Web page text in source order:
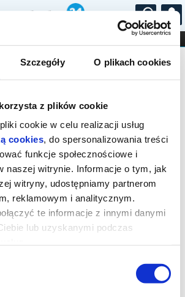
Szczegóły O plikach cookies
z plików cookie
cookie w celu realizacji usług
cookies, do spersonalizowania treści
funkcje społecznościowe i
naszej witrynie. Informacje o tym, jak
witryny, udostępniamy partnerom
reklamowym i analitycznym.
te informacje z innymi danymi
lub uzyskanymi podczas
...
OPERA I BALET
STAND-UP
na niniejsze
zakończona. Zapytaj
o dostępność biletów